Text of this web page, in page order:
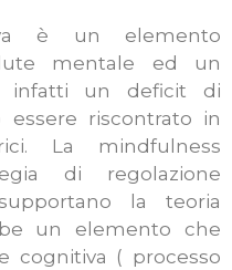
è un elemento
mentale ed un
infatti un deficit di
essere riscontrato in
La mindfulness
di regolazione
la teoria
un elemento che
cognitiva ( processo